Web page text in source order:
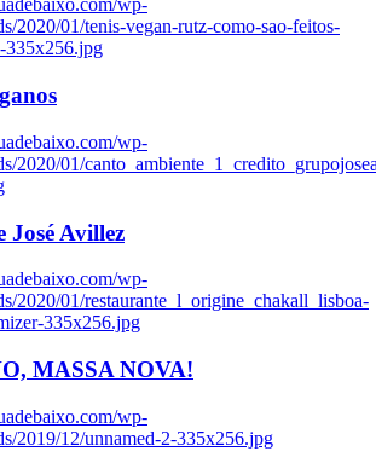
wp-
2020/01/tenis-vegan-rutz-como-sao-feitos-
335x256.jpg
wp-
2020/01/
José Avillez
wp-
2020/01/restaurante_l_origine_chakall_lisboa-
335x256.jpg
MASSA NOVA!
wp-
2019/12/unnamed-2-335x256.jpg